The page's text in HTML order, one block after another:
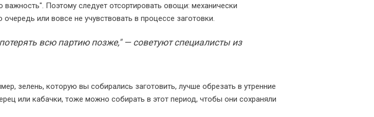
Поэтому следует отсортировать овощи: механически
или вовсе не учувствовать в процессе заготовки.
всю партию позже," — советуют специалисты из
зелень, которую вы собирались заготовить, лучше обрезать в утренние
или кабачки, тоже можно собирать в этот период, чтобы они сохраняли